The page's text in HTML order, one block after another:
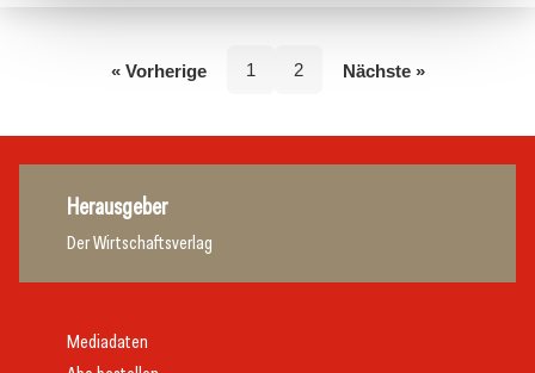
« Vorherige 1 2 Nächste »
Herausgeber
Der Wirtschaftsverlag
Mediadaten